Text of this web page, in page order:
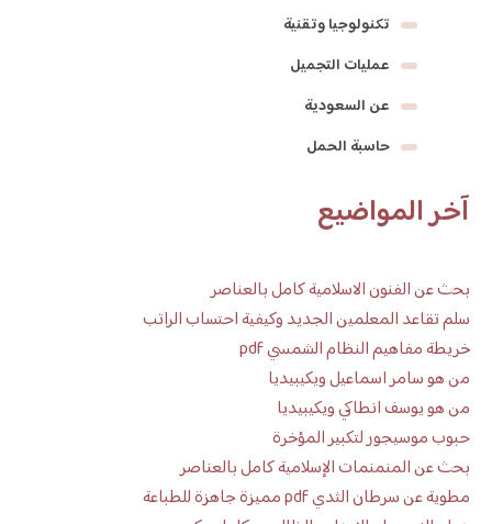
تكنولوجيا وتقنية
عمليات التجميل
عن السعودية
حاسبة الحمل
آخر المواضيع
بحث عن الفنون الاسلامية كامل بالعناصر
سلم تقاعد المعلمين الجديد وكيفية احتساب الراتب
خريطة مفاهيم النظام الشمسي pdf
من هو سامر اسماعيل ويكيبيديا
من هو يوسف انطاكي ويكيبيديا
حبوب موسيجور لتكبير المؤخرة
بحث عن المنمنمات الإسلامية كامل بالعناصر
مطوية عن سرطان الثدي pdf مميزة جاهزة للطباعة